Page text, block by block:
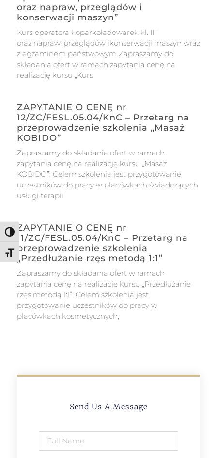
Toggle High Contrast
Toggle Font size
oraz napraw, przeglądów i
konserwacji maszyn”
Kurs operatora koparkoładowarek kl. III
oraz napraw, przeglądów ikonserwacji maszyn wraz
z egzaminem państwowym Zapraszamy do
składania ofert w ramach zapytania cenę na
realizację kursu „Kurs
ZAPYTANIE O CENĘ nr
12/ZC/FESL.05.04/KnC – Przetarg na
przeprowadzenie szkolenia „Masaż
KOBIDO”
Zapraszamy do składania ofert w ramach
zapytania cenę na realizację kursu „Masaż
KOBIDO”. Celem szkolenia jest przygotowanie
uczestników do pracy w placówkach świadczących
usługi terapii
ZAPYTANIE O CENĘ nr
11/ZC/FESL.05.04/KnC – Przetarg na
przeprowadzenie szkolenia
„Przedłużanie rzęs metodą 1:1”
Zapraszamy do składania ofert w ramach
zapytania cenę na realizację kursu „Przedłużanie
rzęs metodą 1:1”. Celem szkolenia jest
przygotowanie uczestników do pracy w
placówkach kosmetycznych,
Send Us A Message